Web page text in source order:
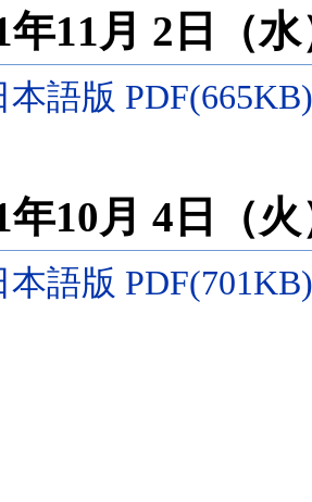
年11月 2日（
本語版
年10月 4日（
本語版 PDF(701KB)